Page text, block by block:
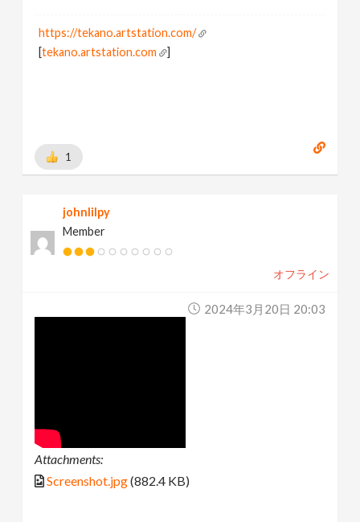
https://tekano.artstation.com/
[tekano.artstation.com ]
1
johnlilpy
Member
オフライン
2024年3月20日 20:03
Attachments:
Screenshot.jpg(882.4 KB)